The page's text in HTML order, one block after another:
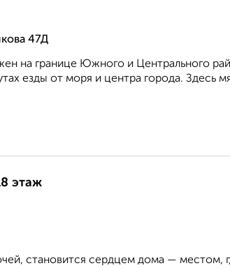
47Д
на границе Южного и Центрального
езды от моря и центра города. Здесь
этаж
становится сердцем дома — местом,